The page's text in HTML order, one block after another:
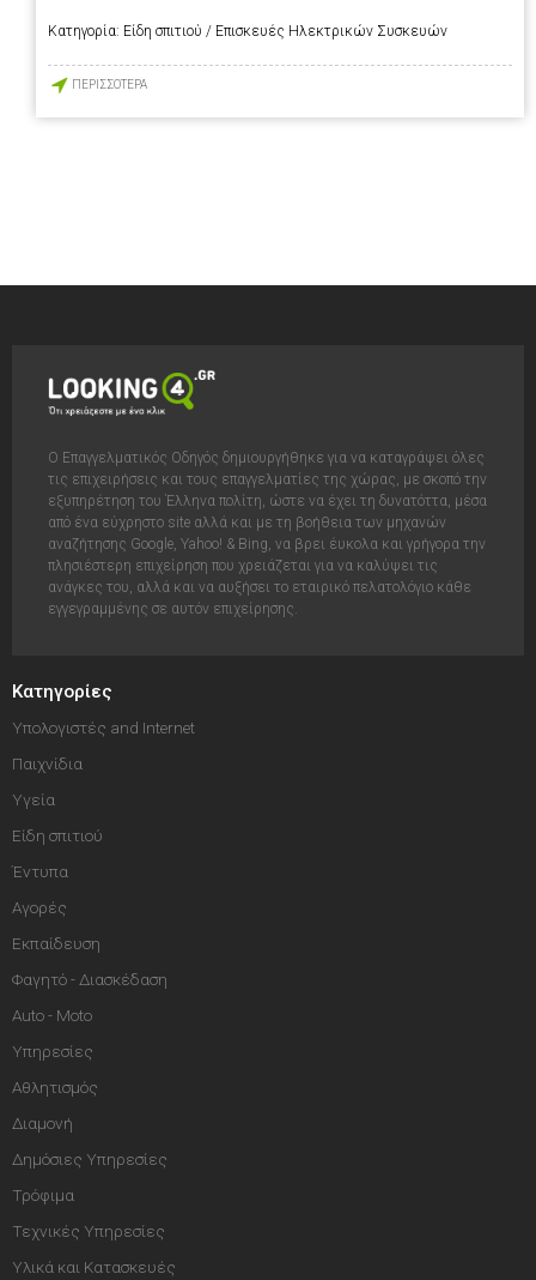
Κατηγορία: Είδη σπιτιού / Επισκευές Ηλεκτρικών Συσκευών
ΠΕΡΙΣΣΟΤΕΡΑ
Ο Επαγγελματικός Οδηγός δημιουργήθηκε για να καταγράψει όλες
τις επιχειρήσεις και τους επαγγελματίες της χώρας, με σκοπό την
εξυπηρέτηση του Έλληνα πολίτη, ώστε να έχει τη δυνατόττα, μέσα
από ένα εύχρηστο site αλλά και με τη βοήθεια των μηχανών
αναζήτησης Google, Yahoo! & Bing, να βρει έυκολα και γρήγορα την
πλησιέστερη επιχείρηση που χρειάζεται για να καλύψει τις
ανάγκες του, αλλά και να αυξήσει το εταιρικό πελατολόγιο κάθε
εγγεγραμμένης σε αυτόν επιχείρησης.
Κατηγορίες
Υπολογιστές and Internet
Παιχνίδια
Υγεία
Είδη σπιτιού
Έντυπα
Αγορές
Εκπαίδευση
Φαγητό - Διασκέδαση
Auto - Moto
Υπηρεσίες
Αθλητισμός
Διαμονή
Δημόσιες Υπηρεσίες
Τρόφιμα
Τεχνικές Υπηρεσίες
Υλικά και Κατασκευές